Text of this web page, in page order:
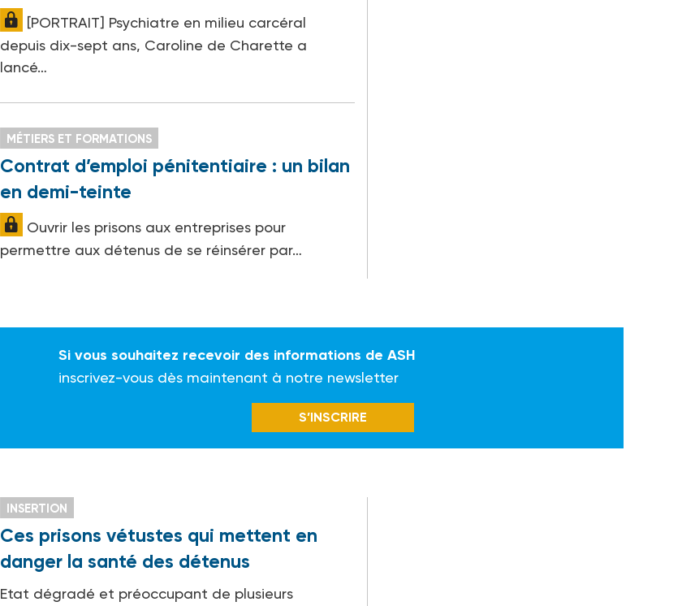
[PORTRAIT] Psychiatre en milieu carcéral
depuis dix-sept ans, Caroline de Charette a
lancé…
MÉTIERS ET FORMATIONS
Contrat d’emploi pénitentiaire : un bilan
en demi-teinte
Ouvrir les prisons aux entreprises pour
permettre aux détenus de se réinsérer par…
Si vous souhaitez recevoir des informations de ASH
inscrivez-vous dès maintenant à notre newsletter
S’INSCRIRE
INSERTION
Ces prisons vétustes qui mettent en
danger la santé des détenus
Etat dégradé et préoccupant de plusieurs